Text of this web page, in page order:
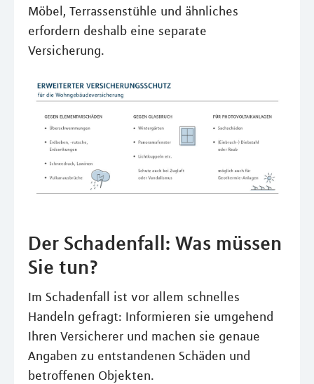
Möbel, Terrassenstühle und ähnliches
erfordern deshalb eine separate
Versicherung.
Der Schadenfall: Was müssen
Sie tun?
Im Schadenfall ist vor allem schnelles
Handeln gefragt: Informieren sie umgehend
Ihren Versicherer und machen sie genaue
Angaben zu entstandenen Schäden und
betroffenen Objekten.